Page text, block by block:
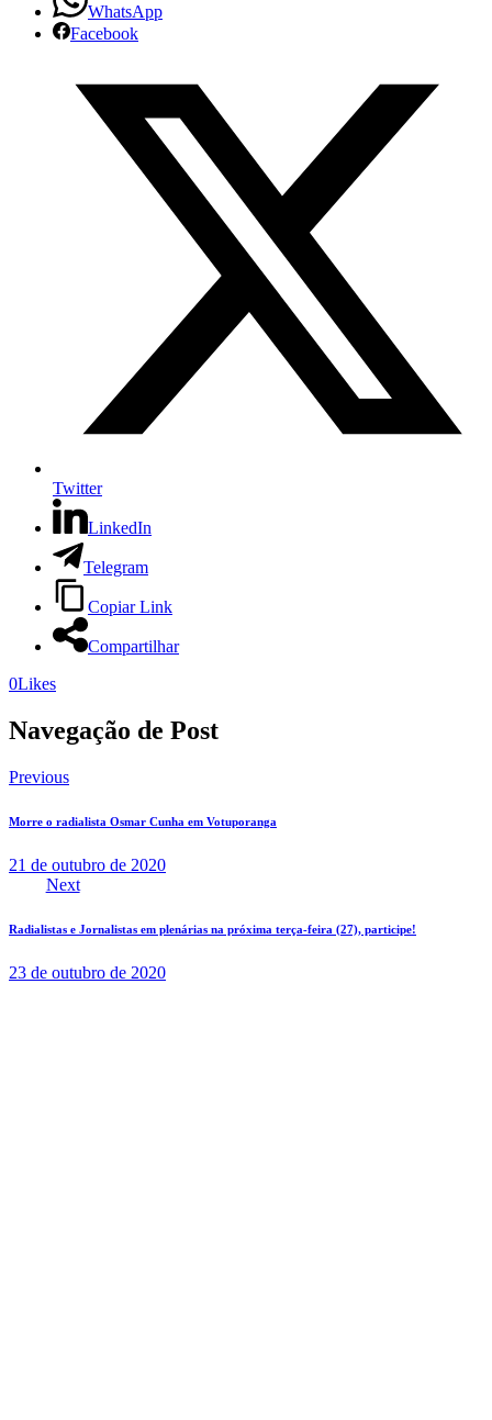
Rede
WhatsApp
Facebook
Twitter
LinkedIn
Telegram
Copiar Link
Compartilhar
0Likes
Navegação de Post
Previous
Morre o radialista Osmar Cunha em Votuporanga
21 de outubro de 2020
Next
Radialistas e Jornalistas em plenárias na próxima terça-feira (27), participe!
23 de outubro de 2020